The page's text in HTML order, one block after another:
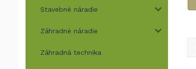
Stavebné náradie
Záhradné náradie
Záhradná technika